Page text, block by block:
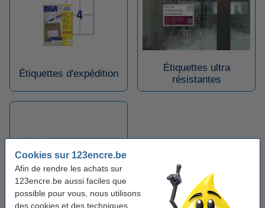
Cookies sur 123encre.be
Afin de rendre les achats sur
123encre.be aussi faciles que
possible pour vous, nous utilisons
des cookies et des techniques
Étiquettes d'expédition
Étiquettes ultra
résistantes
Marqueurs décolle-
étiquettes